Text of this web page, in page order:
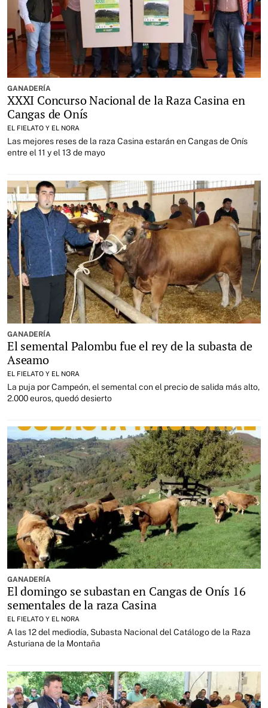
GANADERÍA
XXXI Concurso Nacional de la Raza Casina en
Cangas de Onís
EL FIELATO Y EL NORA
Las mejores reses de la raza Casina estarán en Cangas de Onís
entre el 11 y el 13 de mayo
GANADERÍA
El semental Palombu fue el rey de la subasta de
Aseamo
EL FIELATO Y EL NORA
La puja por Campeón, el semental con el precio de salida más alto,
2.000 euros, quedó desierto
GANADERÍA
El domingo se subastan en Cangas de Onís 16
sementales de la raza Casina
EL FIELATO Y EL NORA
A las 12 del mediodía, Subasta Nacional del Catálogo de la Raza
Asturiana de la Montaña